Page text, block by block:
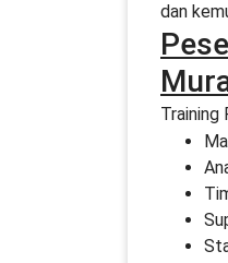
dan
Training